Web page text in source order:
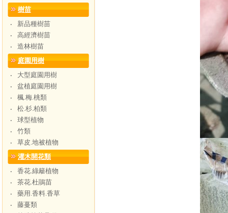
樹苗
‧
新品種樹苗
‧
高經濟樹苗
‧
造林樹苗
庭園用樹
‧
大型庭園用樹
‧
盆植庭園用樹
‧
楓.梅.桃類
‧
松.杉.柏類
‧
球型植物
‧
竹類
‧
草皮.地被植物
灌木開花類
‧
香花.綠籬植物
‧
茶花.杜鵑苗
‧
藥用.香料.香草
‧
藤蔓類